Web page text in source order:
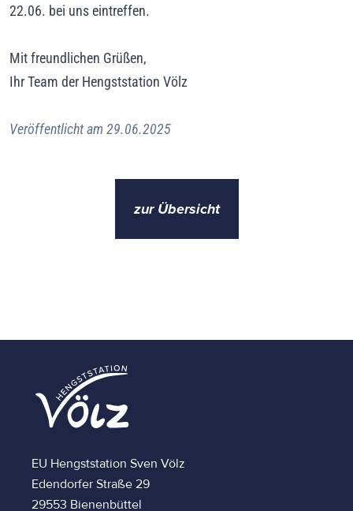
22.06. bei uns eintreffen.
Mit freundlichen Grüßen,
Ihr Team der Hengststation Völz
Veröffentlicht am 29.06.2025
zur Übersicht
EU Hengststation Sven Völz
Edendorfer Straße 29
29553 Bienenbüttel